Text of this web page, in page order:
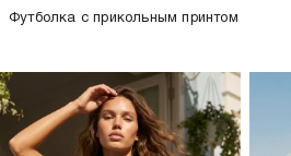
Футболка с прикольным принтом